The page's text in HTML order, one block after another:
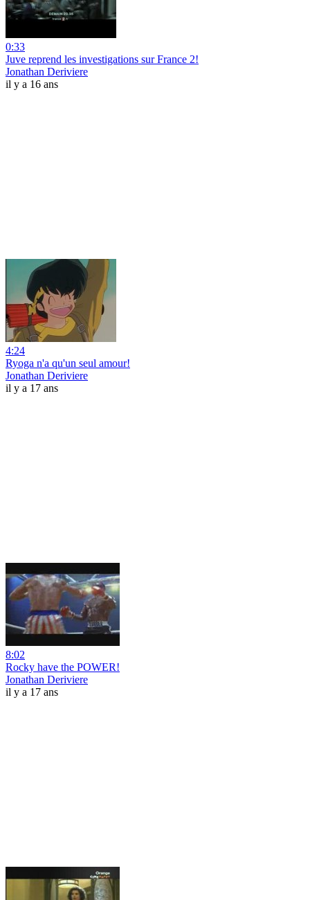
0:33
Juve reprend les investigations sur France 2!
Jonathan Deriviere
il y a 16 ans
4:24
Ryoga n'a qu'un seul amour!
Jonathan Deriviere
il y a 17 ans
8:02
Rocky have the POWER!
Jonathan Deriviere
il y a 17 ans